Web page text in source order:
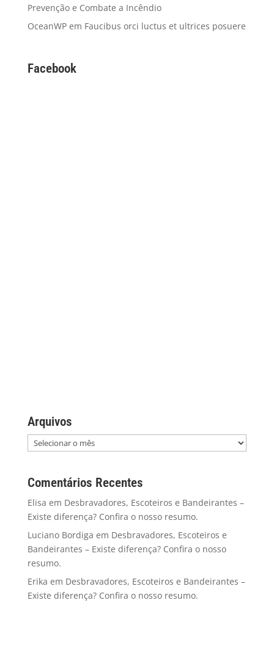
Prevenção e Combate a Incêndio
OceanWPem Faucibus orci luctus et ultrices posuere
Facebook
Arquivos
Comentários Recentes
Elisa em Desbravadores, Escoteiros e Bandeirantes –
Existe diferença? Confira o nosso resumo.
Luciano Bordiga em Desbravadores, Escoteiros e
Bandeirantes – Existe diferença? Confira o nosso
resumo.
Erika em Desbravadores, Escoteiros e Bandeirantes –
Existe diferença? Confira o nosso resumo.